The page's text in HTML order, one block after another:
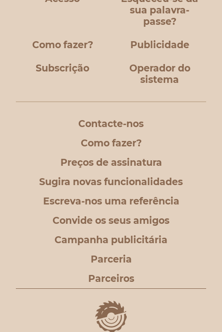
sua palavra-
passe?
Como fazer? Publicidade
Subscrição
Operador do
sistema
Contacte-nos
Como fazer?
Preços de assinatura
Sugira novas funcionalidades
Escreva-nos uma referência
Convide os seus amigos
Campanha publicitária
Parceria
Parceiros